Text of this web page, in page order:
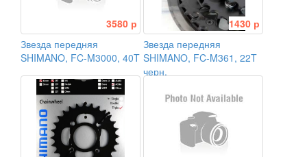
3580 р
Звезда передняя
SHIMANO, FC-M3000, 40T
1430 р
Звезда передняя
SHIMANO, FC-M361, 22T
черн.